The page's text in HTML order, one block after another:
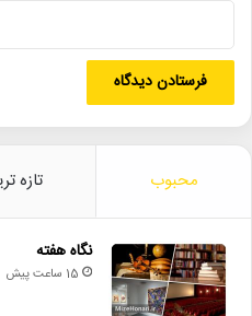
• جزئیات اکران مستند «ماسک»
برزرکر پاتریشا_تیلور
زندگی
عشق
کتاب_جایی_دیگر
محبوب تازه
نگاه هفته
15 ساعت پیش